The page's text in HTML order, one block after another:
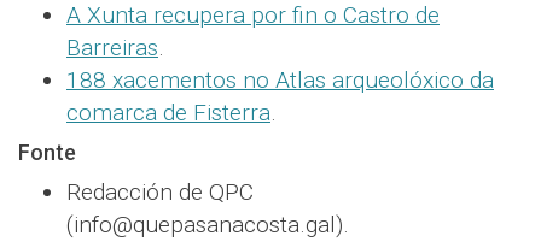
A Xunta recupera por fin o Castro de
Barreiras.
188 xacementos no Atlas arqueolóxico da
comarca de Fisterra.
Fonte
Redacción de QPC
(info@quepasanacosta.gal).